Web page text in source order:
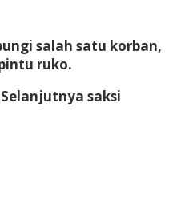
salah satu korban,
ruko.
saksi